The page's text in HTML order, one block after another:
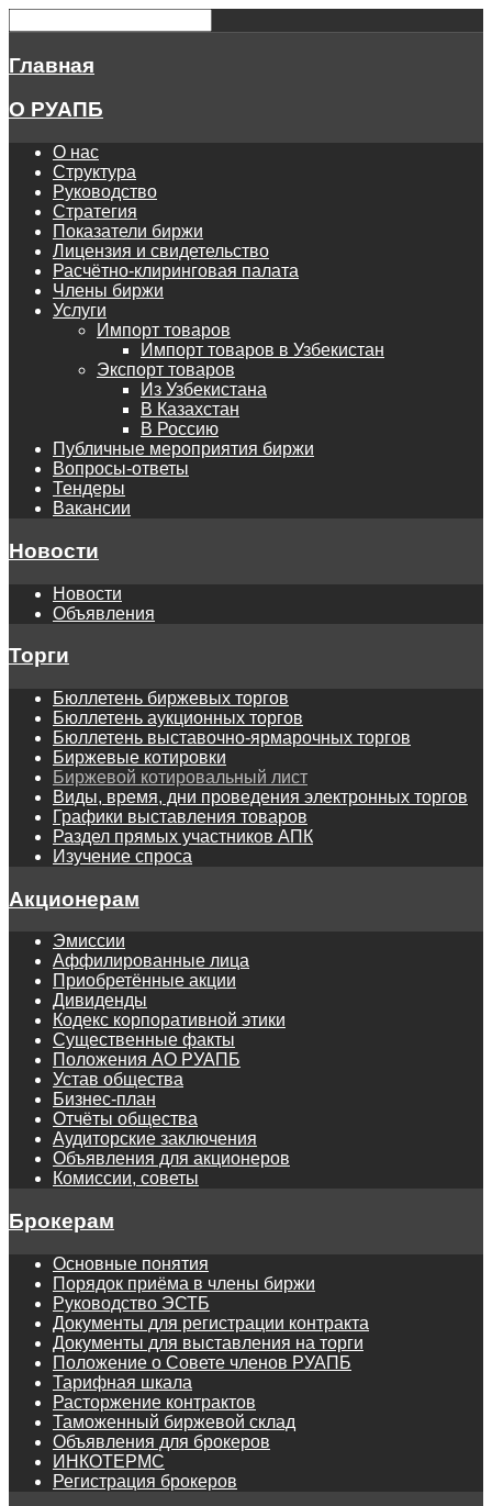
Главная
О РУАПБ
О нас
Структура
Руководство
Стратегия
Показатели биржи
Лицензия и свидетельство
Расчётно-клиринговая палата
Члены биржи
Услуги
Импорт товаров
Импорт товаров в Узбекистан
Экспорт товаров
Из Узбекистана
В Казахстан
В Россию
Публичные мероприятия биржи
Вопросы-ответы
Тендеры
Вакансии
Новости
Новости
Объявления
Торги
Бюллетень биржевых торгов
Бюллетень аукционных торгов
Бюллетень выставочно-ярмарочных торгов
Биржевые котировки
Биржевой котировальный лист
Виды, время, дни проведения электронных торгов
Графики выставления товаров
Раздел прямых участников АПК
Изучение спроса
Акционерам
Эмиссии
Аффилированные лица
Приобретённые акции
Дивиденды
Кодекс корпоративной этики
Существенные факты
Положения АО РУАПБ
Устав общества
Бизнес-план
Отчёты общества
Аудиторские заключения
Объявления для акционеров
Комиссии, советы
Брокерам
Основные понятия
Порядок приёма в члены биржи
Руководство ЭСТБ
Документы для регистрации контракта
Документы для выставления на торги
Положение о Совете членов РУАПБ
Тарифная шкала
Расторжение контрактов
Таможенный биржевой склад
Объявления для брокеров
ИНКОТЕРМС
Регистрация брокеров